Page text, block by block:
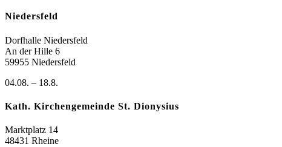
Niedersfeld
Dorfhalle Niedersfeld
An der Hille 6
59955 Niedersfeld
04.08. – 18.8.
Kath. Kirchengemeinde St. Dionysius
Marktplatz 14
48431 Rheine